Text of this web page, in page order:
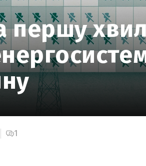
першу
1